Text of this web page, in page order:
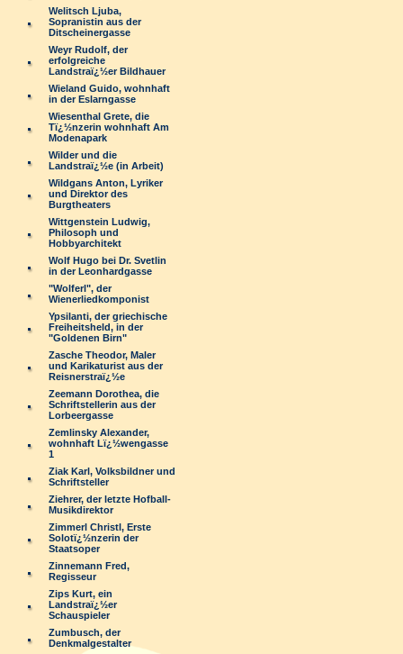
Welitsch Ljuba,
Sopranistin aus der
Ditscheinergasse
Weyr Rudolf, der
erfolgreiche
Landstraï¿½er Bildhauer
Wieland Guido, wohnhaft
in der Eslarngasse
Wiesenthal Grete, die
Tï¿½nzerin wohnhaft Am
Modenapark
Wilder und die
Landstraï¿½e (in Arbeit)
Wildgans Anton, Lyriker
und Direktor des
Burgtheaters
Wittgenstein Ludwig,
Philosoph und
Hobbyarchitekt
Wolf Hugo bei Dr. Svetlin
in der Leonhardgasse
"Wolferl", der
Wienerliedkomponist
Ypsilanti, der griechische
Freiheitsheld, in der
"Goldenen Birn"
Zasche Theodor, Maler
und Karikaturist aus der
Reisnerstraï¿½e
Zeemann Dorothea, die
Schriftstellerin aus der
Lorbeergasse
Zemlinsky Alexander,
wohnhaft Lï¿½wengasse
1
Ziak Karl, Volksbildner und
Schriftsteller
Ziehrer, der letzte Hofball-
Musikdirektor
Zimmerl Christl, Erste
Solotï¿½nzerin der
Staatsoper
Zinnemann Fred,
Regisseur
Zips Kurt, ein
Landstraï¿½er
Schauspieler
Zumbusch, der
Denkmalgestalter